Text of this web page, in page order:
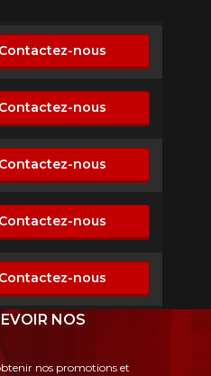
Contactez-nous
Contactez-nous
Contactez-nous
Contactez-nous
Contactez-nous
NOS
nos promotions et